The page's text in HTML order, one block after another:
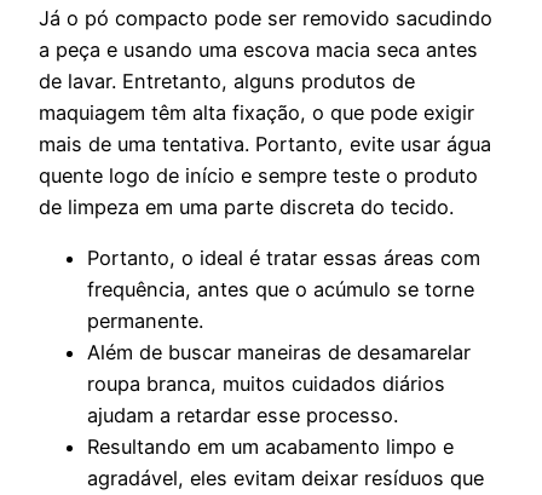
Já o pó compacto pode ser removido sacudindo
a peça e usando uma escova macia seca antes
de lavar. Entretanto, alguns produtos de
maquiagem têm alta fixação, o que pode exigir
mais de uma tentativa. Portanto, evite usar água
quente logo de início e sempre teste o produto
de limpeza em uma parte discreta do tecido.
Portanto, o ideal é tratar essas áreas com
frequência, antes que o acúmulo se torne
permanente.
Além de buscar maneiras de desamarelar
roupa branca, muitos cuidados diários
ajudam a retardar esse processo.
Resultando em um acabamento limpo e
agradável, eles evitam deixar resíduos que